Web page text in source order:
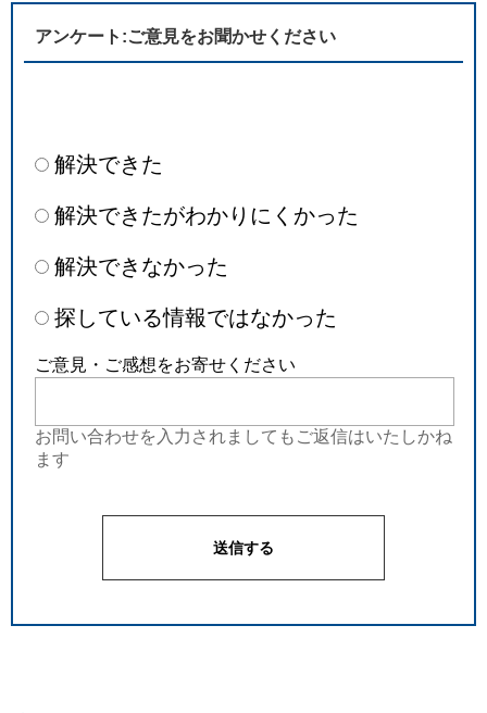
アンケート:ご意見をお聞かせください
解決できた
解決できたがわかりにくかった
解決できなかった
探している情報ではなかった
ご意見・ご感想をお寄せください
お問い合わせを入力されましてもご返信はいたしかね
ます